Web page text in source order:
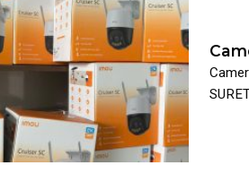
An